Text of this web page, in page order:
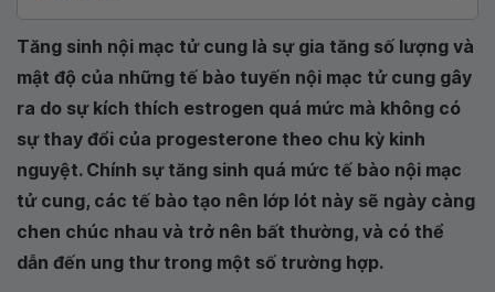
Tăng sinh nội mạc tử cung là sự gia tăng số lượng và
mật độ của những tế bào tuyến nội mạc tử cung gây
ra do sự kích thích estrogen quá mức mà không có
sự thay đổi của progesterone theo chu kỳ kinh
nguyệt. Chính sự tăng sinh quá mức tế bào nội mạc
tử cung, các tế bào tạo nên lớp lót này sẽ ngày càng
chen chúc nhau và trở nên bất thường, và có thể
dẫn đến ung thư trong một số trường hợp.